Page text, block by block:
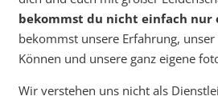
bekommst du nicht einfach nur
bekommst unsere Erfahrung,
Können und unsere ganz eigene
Wir verstehen uns nicht als